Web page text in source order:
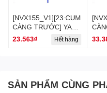
[NVX155_V1][23:CỤM
CÀNG TRƯỚC] YAOV-
0522 KẸP ỐNG
23.563₫ Hết hàng
SẢN PHẨM CÙNG